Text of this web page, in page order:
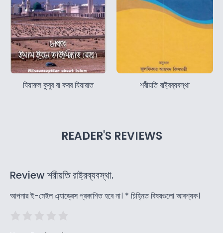
যিয়ারুল কুবুর বা কবর যিয়ারাত শরীয়তি রাষ্ট্রব্যবস্থা
READER'S REVIEWS
Review শরীয়তি রাষ্ট্রব্যবস্থা.
আপনার ই-মেইল এ্যাড্রেস প্রকাশিত হবে না। * চিহ্নিত বিষয়গুলো আবশ্যক।